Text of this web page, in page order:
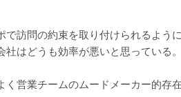
訪問の約束を取り付けられるよう
はどうも効率が悪いと思っている。
く営業チームのムードメーカー的存